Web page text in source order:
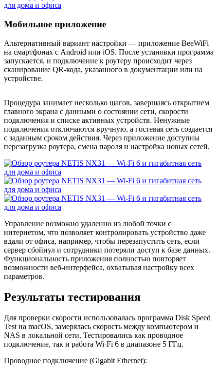
Мобильное приложение
Альтернативный вариант настройки — приложение BeeWiFi
на смартфонах с Android или iOS. После установки программа
запускается, и подключение к роутеру происходит через
сканирование QR-кода, указанного в документации или на
устройстве.
Процедура занимает несколько шагов, завершаясь открытием
главного экрана с данными о состоянии сети, скорости
подключения и списке активных устройств. Ненужные
подключения отключаются вручную, а гостевая сеть создается
с заданным сроком действия. Через приложение доступны
перезагрузка роутера, смена пароля и настройка новых сетей.
Управление возможно удаленно из любой точки с
интернетом, что позволяет контролировать устройство даже
вдали от офиса, например, чтобы перезапустить сеть, если
сервер сбойнул и сотрудники потеряли доступ к базе данных.
Функциональность приложения полностью повторяет
возможности веб-интерфейса, охватывая настройку всех
параметров.
Результаты тестирования
Для проверки скорости использовалась программа Disk Speed
Test на macOS, замерялась скорость между компьютером и
NAS в локальной сети. Тестировались как проводное
подключение, так и работа Wi-Fi 6 в диапазоне 5 ГГц.
Проводное подключение (Gigabit Ethernet):